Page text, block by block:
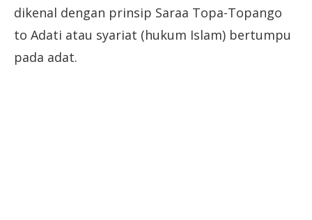
dikenal dengan prinsip Saraa Topa-Topango
to Adati atau syariat (hukum Islam) bertumpu
pada adat.